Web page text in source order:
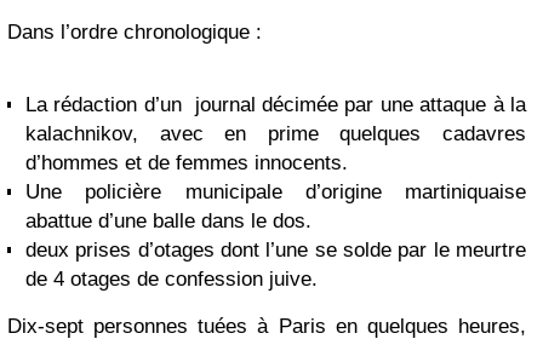
Dans l’ordre chronologique :
La rédaction d’un journal décimée par une attaque à la
kalachnikov, avec en prime quelques cadavres
d’hommes et de femmes innocents.
Une policière municipale d’origine martiniquaise
abattue d’une balle dans le dos.
deux prises d’otages dont l’une se solde par le meurtre
de 4 otages de confession juive.
Dix-sept personnes tuées à Paris en quelques heures,